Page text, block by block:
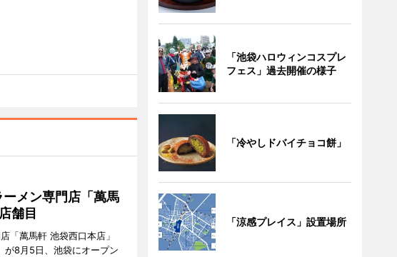
メン専門店「萬馬
舗目
「萬馬軒 池袋西口本店」
が8月5日、池袋にオープン
「池袋ハロウィンコスプレ
フェス」過去開催の様子
「冷やしドバイチョコ餅」
「涼感プレイス」設置場所